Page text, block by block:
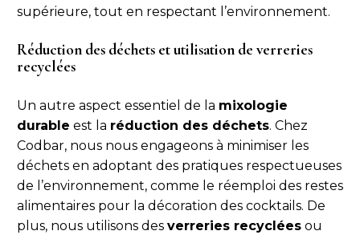
supérieure, tout en respectant l’environnement.
Réduction des déchets et utilisation de verreries
recyclées
Un autre aspect essentiel de la mixologie
durable est la réduction des déchets. Chez
Codbar, nous nous engageons à minimiser les
déchets en adoptant des pratiques respectueuses
de l’environnement, comme le réemploi des restes
alimentaires pour la décoration des cocktails. De
plus, nous utilisons des verreries recyclées ou